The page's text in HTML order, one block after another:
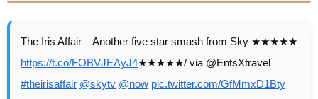
The Iris Affair – Another five star smash from Sky ★★★★★
https://t.co/FOBVJEAyJ4★★★★★/ via @EntsXtravel
#theirisaffair @skytv @now pic.twitter.com/GfMmxD1Bty